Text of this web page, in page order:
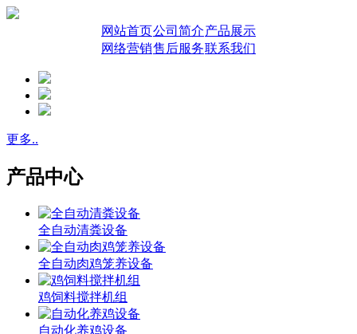
网站首页公司简介产品展示
网络营销售后服务联系我们
更多..
产品中心
全自动清粪设备
全自动肉鸡笼养设备
鸡饲料搅拌机组
自动化养鸡设备